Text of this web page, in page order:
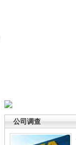
公司调查